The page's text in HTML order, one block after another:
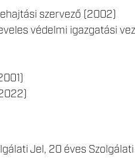
szervező (2002)
védelmi igazgatási
Jel, 20 éves